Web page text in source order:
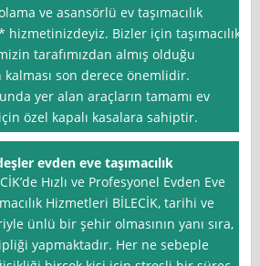
ve asansörlü ev taşımacılık
Bizler için taşımacılık
tarafımızdan almış olduğu
son derece önemlidir.
yer alan araçların tamamı ev
özel kapalı kasalara sahiptir.
evden eve taşımacılık
Hızlı ve Profesyonel Evden Eve
Hizmetleri BİLECİK, tarihi ve
ünlü bir şehir olmasının yanı sıra,
yapmaktadır. Her ne sebeple